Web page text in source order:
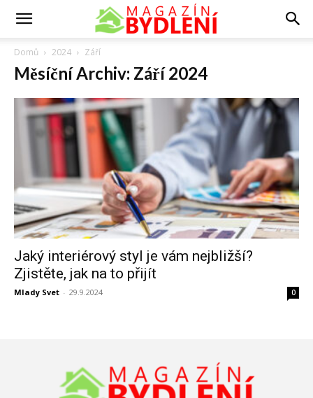
Domů 2024 Září
Měsíční Archiv: Září 2024
Jaký interiérový styl je vám nejbližší?
Zjistěte, jak na to přijít
Mlady Svet - 29.9.2024 0